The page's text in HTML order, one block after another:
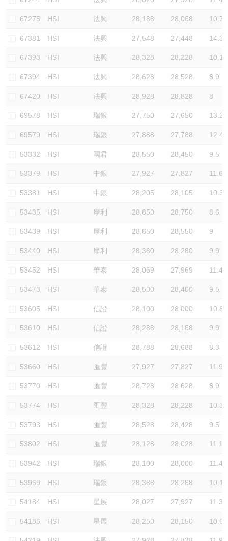
67275 HSI 法興 28,188 28,088 10.7
67381 HSI 法興 27,548 27,448 14.3
67393 HSI 法興 28,328 28,228 10.1
67394 HSI 法興 28,628 28,528 8.9
67420 HSI 法興 28,928 28,828 8
69578 HSI 瑞銀 27,750 27,650 13.2
69579 HSI 瑞銀 27,888 27,788 12.4
53332 HSI 國君 28,550 28,450 9.5
53379 HSI 中銀 27,927 27,827 11.6
53381 HSI 中銀 28,205 28,105 10.3
53435 HSI 摩利 28,850 28,750 8.6
53439 HSI 摩利 28,650 28,550 9
53440 HSI 摩利 28,380 28,280 9.9
53452 HSI 華泰 28,069 27,969 11.4
53473 HSI 華泰 28,500 28,400 9.5
53605 HSI 信證 28,100 28,000 10.8
53610 HSI 信證 28,288 28,188 9.9
53612 HSI 信證 28,788 28,688 8.3
53660 HSI 匯豐 27,927 27,827 11.9
53770 HSI 匯豐 28,728 28,628 8.9
53774 HSI 匯豐 28,328 28,228 10.3
53793 HSI 匯豐 28,528 28,428 9.5
53802 HSI 匯豐 28,128 28,028 11.1
53942 HSI 瑞銀 28,100 28,000 11.4
53969 HSI 瑞銀 28,388 28,288 10.1
54184 HSI 星展 28,027 27,927 11.3
54186 HSI 星展 28,250 28,150 10.6